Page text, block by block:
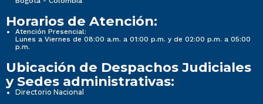
Horarios de Atención:
Atención Presencial:
Lunes a Viernes de 08:00 a.m. a 01:00 p.m. y de 02:00 p.m. a 05:00
p.m.
Ubicación de Despachos Judiciales
y Sedes administrativas:
Directorio Nacional